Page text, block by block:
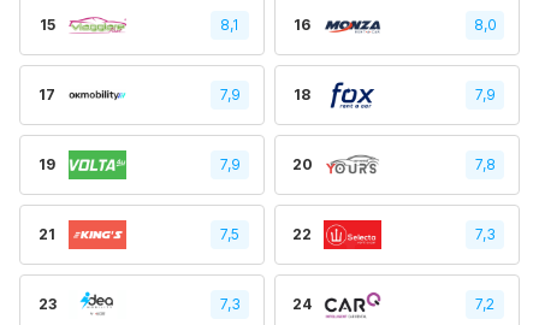
15 8,1 16 8,0
17 7,9 18 7,9
19 7,9 20 7,8
21 7,5 22 7,3
23 7,3 24 7,2